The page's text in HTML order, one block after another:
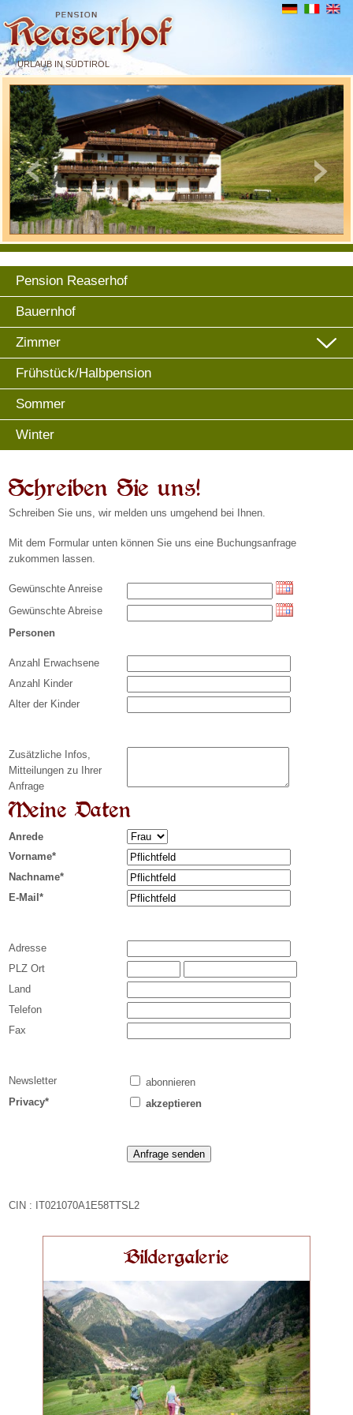
URLAUB IN SÜDTIROL
Pension Reaserhof
Bauernhof
Zimmer
Frühstück/Halbpension
Sommer
Winter
Schreiben Sie uns!
Schreiben Sie uns, wir melden uns umgehend bei Ihnen.
Mit dem Formular unten können Sie uns eine Buchungsanfrage
zukommen lassen.
Gewünschte Anreise
Gewünschte Abreise
Personen
Anzahl Erwachsene
Anzahl Kinder
Alter der Kinder
Zusätzliche Infos,
Mitteilungen zu Ihrer
Anfrage
Meine Daten
Anrede
Vorname*
Nachname*
E-Mail*
Adresse
PLZ Ort
Land
Telefon
Fax
Newsletter
abonnieren
Privacy*
akzeptieren
CIN : IT021070A1E58TTSL2
Bildergalerie